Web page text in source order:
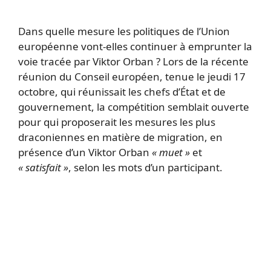
Dans quelle mesure les politiques de l’Union
européenne vont-elles continuer à emprunter la
voie tracée par Viktor Orban ? Lors de la récente
réunion du Conseil européen, tenue le jeudi 17
octobre, qui réunissait les chefs d’État et de
gouvernement, la compétition semblait ouverte
pour qui proposerait les mesures les plus
draconiennes en matière de migration, en
présence d’un Viktor Orban « muet » et
« satisfait », selon les mots d’un participant.